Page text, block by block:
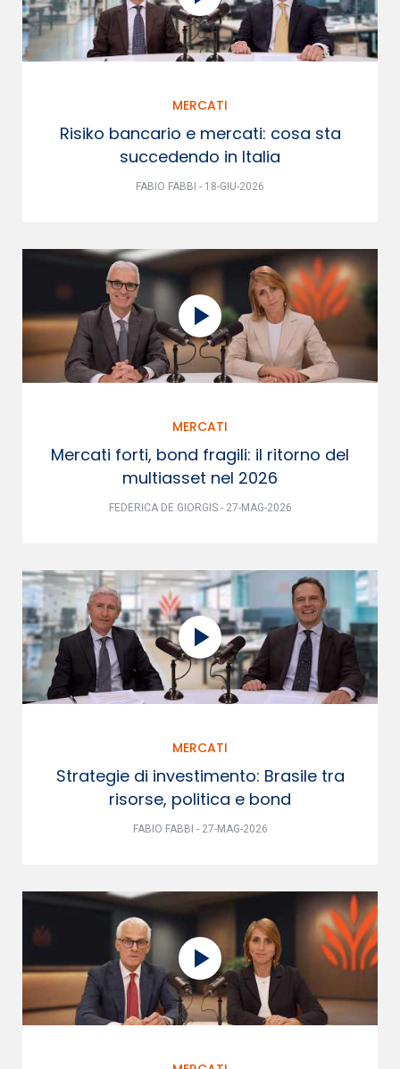
MERCATI
Risiko bancario e mercati: cosa sta
succedendo in Italia
FABIO FABBI - 18-GIU-2026
MERCATI
Mercati forti, bond fragili: il ritorno del
multiasset nel 2026
FEDERICA DE GIORGIS - 27-MAG-2026
MERCATI
Strategie di investimento: Brasile tra
risorse, politica e bond
FABIO FABBI - 27-MAG-2026